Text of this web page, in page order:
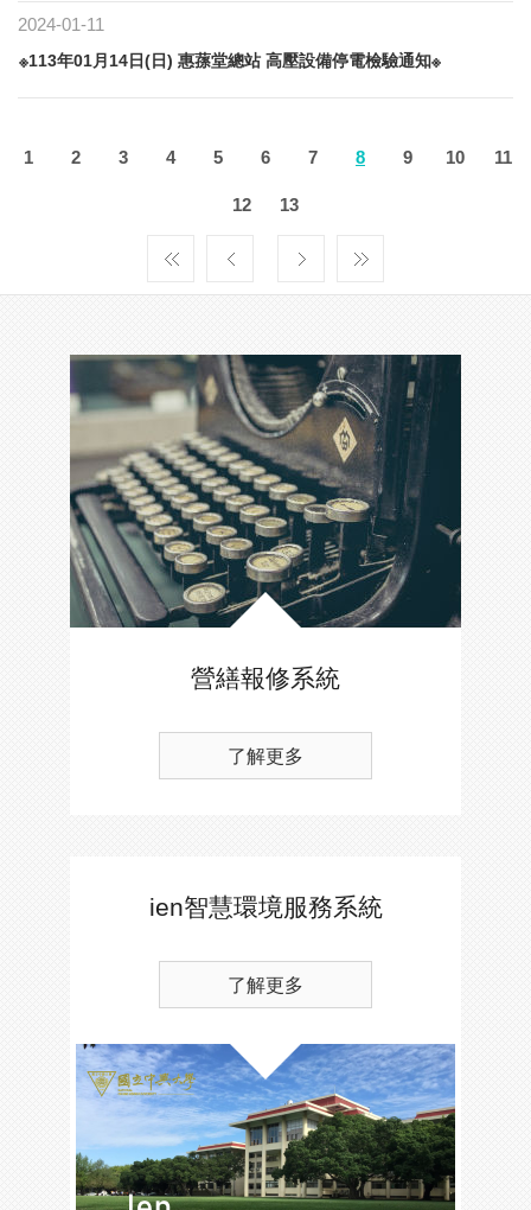
2024-01-11
※113年01月14日(日) 惠蓀堂總站 高壓設備停電檢驗通知※
1 2 3 4 5 6 7 8 9 10 11
12 13
營繕報修系統
了解更多
ien智慧環境服務系統
了解更多